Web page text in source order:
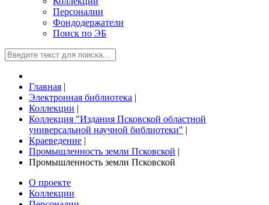
Персоналии
Фондодержатели
Поиск по ЭБ
Главная |
Электронная библиотека |
Коллекции |
Коллекция "Издания Псковской областной
универсальной научной библиотеки" |
Краеведение |
Промышленность земли Псковской |
Промышленность земли Псковской
О проекте
Коллекции